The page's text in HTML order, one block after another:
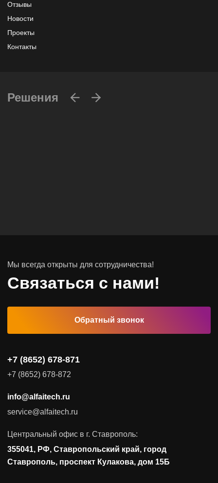
Отзывы
Новости
Проекты
Контакты
Решения
Автоматизированные рабочие места
Видеоконференцсвязь
Поставка продуктов для резервного копирования данных
Соответствие требованиям и стандартам
Антивирусная защита
Управление доступом
Сетевая безопасность
Мы всегда открыты для сотрудничества!
Связаться с нами!
Обратный звонок
+7 (8652) 678-871
+7 (8652) 678-872
info@alfaitech.ru
service@alfaitech.ru
Центральный офис в г. Ставрополь:
355041, РФ, Ставропольский край, город
Ставрополь, проспект Кулакова, дом 15Б